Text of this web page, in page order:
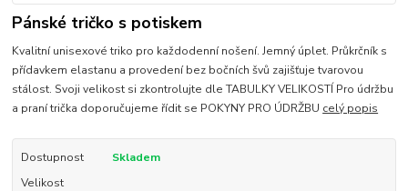
Pánské tričko s potiskem
Kvalitní unisexové triko pro každodenní nošení. Jemný úplet. Průkrčník s
přídavkem elastanu a provedení bez bočních švů zajišťuje tvarovou
stálost. Svoji velikost si zkontrolujte dle TABULKY VELIKOSTÍ Pro údržbu
a praní trička doporučujeme řídit se POKYNY PRO ÚDRŽBU celý popis
Dostupnost
Skladem
Velikost